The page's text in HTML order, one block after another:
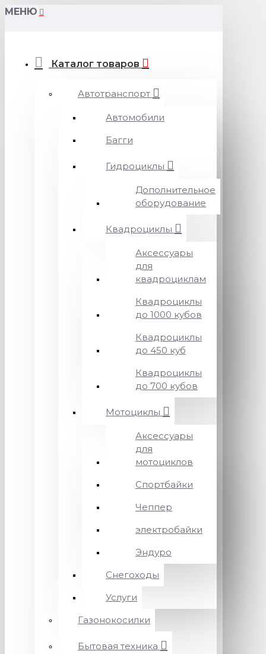
МЕНЮ
Каталог товаров
Автотранспорт
Автомобили
Багги
Гидроциклы
Дополнительное
оборудование
Квадроциклы
Аксессуары
для
квадроциклам
Квадроциклы
до 1000 кубов
Квадроциклы
до 450 куб
Квадроциклы
до 700 кубов
Мотоциклы
Аксессуары
для
мотоциклов
Спортбайки
Чеппер
электробайки
Эндуро
Снегоходы
Услуги
Газонокосилки
Бытовая техника